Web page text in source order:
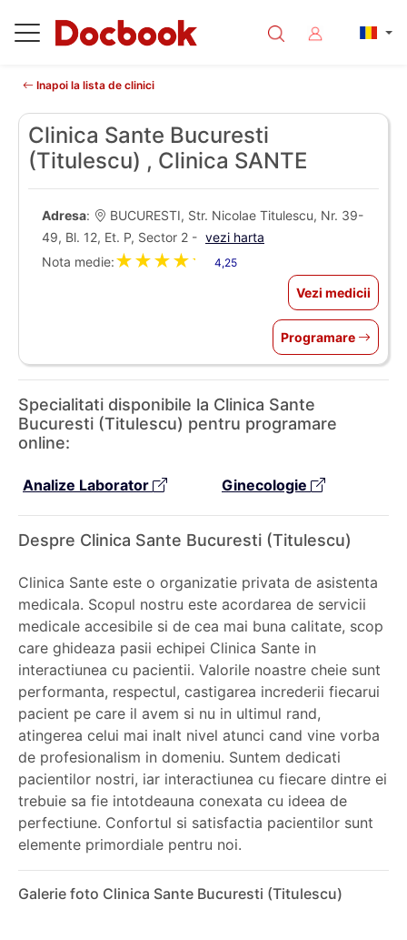
Inapoi la lista de clinici
Clinica Sante Bucuresti
(Titulescu) , Clinica SANTE
Adresa:
BUCURESTI, Str. Nicolae Titulescu, Nr. 39-
49, Bl. 12, Et. P, Sector 2 - vezi harta
Nota medie:★★★★★ 4,25
Vezi medicii
Programare
Specialitati disponibile la Clinica Sante
Bucuresti (Titulescu) pentru programare
online:
Analize Laborator Ginecologie
Despre Clinica Sante Bucuresti (Titulescu)
Clinica Sante este o organizatie privata de asistenta
medicala. Scopul nostru este acordarea de servicii
medicale accesibile si de cea mai buna calitate, scop
care ghideaza pasii echipei Clinica Sante in
interactiunea cu pacientii. Valorile noastre cheie sunt
performanta, respectul, castigarea increderii fiecarui
pacient pe care il avem si nu in ultimul rand,
atingerea celui mai inalt nivel atunci cand vine vorba
de profesionalism in domeniu. Suntem dedicati
pacientilor nostri, iar interactiunea cu fiecare dintre ei
trebuie sa fie intotdeauna conexata cu ideea de
perfectiune. Confortul si satisfactia pacientilor sunt
elemente primordiale pentru noi.
Galerie foto Clinica Sante Bucuresti (Titulescu)